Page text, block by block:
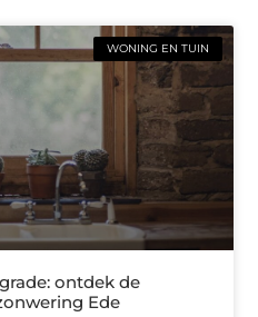
WONING EN TUIN
ontdek de
Ede